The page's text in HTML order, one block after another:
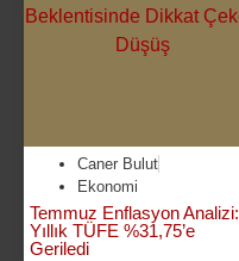
Caner Bulut
Ekonomi
Temmuz Enflasyon Analizi:
Yıllık TÜFE %31,75’e
Geriledi